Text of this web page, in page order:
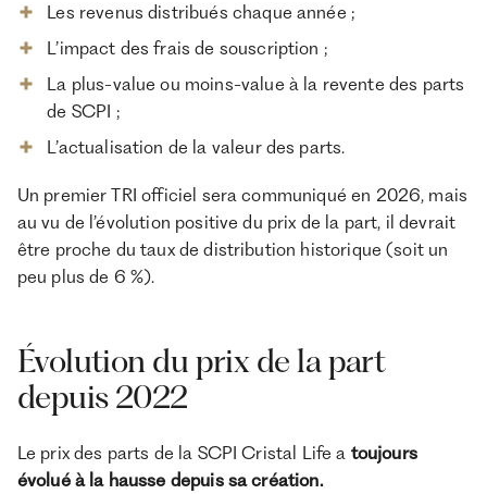
Les revenus distribués chaque année ;
L’impact des frais de souscription ;
La plus-value ou moins-value à la revente des parts
de SCPI ;
L’actualisation de la valeur des parts.
Un premier TRI officiel sera communiqué en 2026, mais
au vu de l’évolution positive du prix de la part, il devrait
être proche du taux de distribution historique (soit un
peu plus de 6 %).
Évolution du prix de la part
depuis 2022
Le prix des parts de la SCPI Cristal Life a toujours
évolué à la hausse depuis sa création.